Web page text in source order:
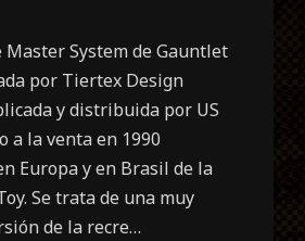
Master System de Gauntlet
por Tiertex Design
y distribuida por US
a la venta en 1990
Europa y en Brasil de la
Se trata de una muy
de la recre…